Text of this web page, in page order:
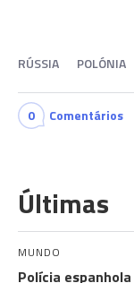
RÚSSIA POLÓNIA
0 Comentários
Últimas
MUNDO
Polícia